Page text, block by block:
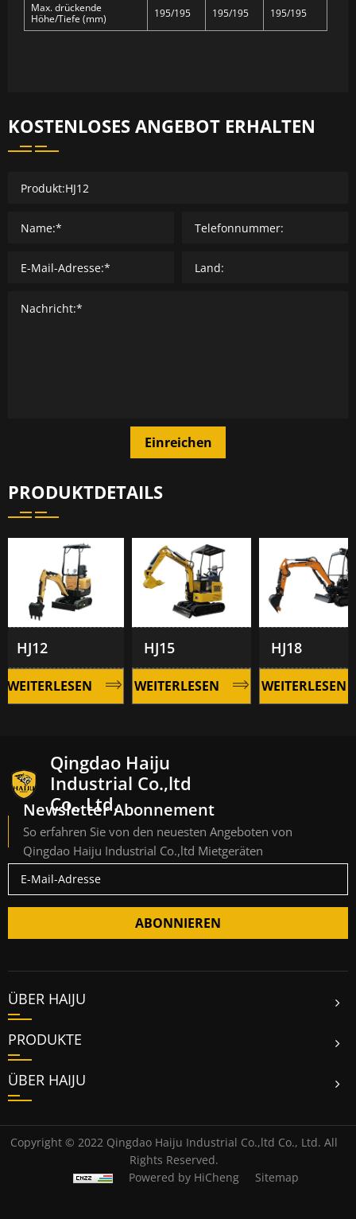
Max. drückende
Höhe/Tiefe (mm)
195/195 195/195 195/195
KOSTENLOSES ANGEBOT ERHALTEN
Einreichen
PRODUKTDETAILS
HJ12 HJ15
WEITERLESEN
HJ18
WEITERLESEN
Qingdao Haiju
Industrial Co.,ltd
Co., Ltd.
Newsletter Abonnement
So erfahren Sie von den neuesten Angeboten von
Qingdao Haiju Industrial Co.,ltd Mietgeräten
ABONNIEREN
ÜBER HAIJU
PRODUKTE
ÜBER HAIJU
Copyright © 2022 Qingdao Haiju Industrial Co.,ltd Co., Ltd. All
Rights Reserved.
Powered by HiCheng
Sitemap